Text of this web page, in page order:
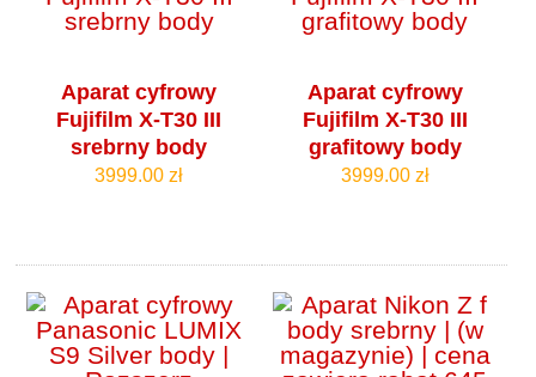
Aparat cyfrowy
Fujifilm X-T30 III
srebrny body
3999.00 zł
Aparat cyfrowy
Fujifilm X-T30 III
grafitowy body
3999.00 zł